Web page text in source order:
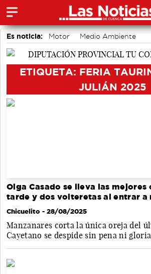
Es noticia: Motor
Medio Ambiente
Auditorio de Cuenca
ETIQUETA: FERIA
JULIÁN 2025
Olga Casado se lleva las mejores
tarde y dos volteretas al entrar a
Chicuelito - 28/08/2025
Manzanares corta la única oreja del
Cayetano se despide sin pena ni gloria